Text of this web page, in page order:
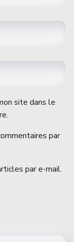
site dans le
par
par e-mail.